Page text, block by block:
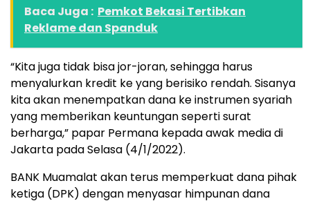
Baca Juga : Pemkot Bekasi Tertibkan
Reklame dan Spanduk
“Kita juga tidak bisa jor-joran, sehingga harus
menyalurkan kredit ke yang berisiko rendah. Sisanya
kita akan menempatkan dana ke instrumen syariah
yang memberikan keuntungan seperti surat
berharga,” papar Permana kepada awak media di
Jakarta pada Selasa (4/1/2022).
BANK Muamalat akan terus memperkuat dana pihak
ketiga (DPK) dengan menyasar himpunan dana